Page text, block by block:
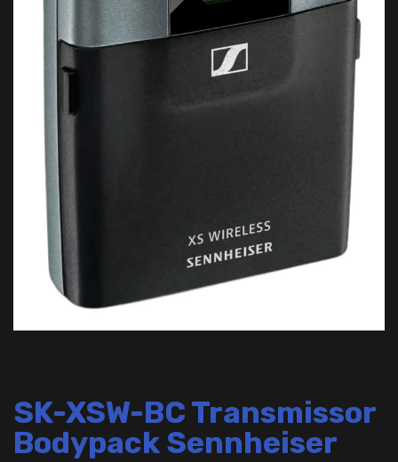
SK-XSW-BC Transmissor
Bodypack Sennheiser